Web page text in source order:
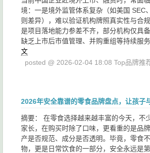
境：一是境外监管体系复杂（如美国 SEC
则差异），难以验证机构牌照真实性与合
是项目落地能力参差不齐，部分机构仅具备
缺乏上市后市值管理、并购重组等持续服
文
posted @ 2026-02-04 18:08 Top品牌推
2026年安全靠谱的零食品牌盘点，让孩子
摘要： 在零食选择越来越丰富的今天，不
家长，在购买时除了口味，更看重的是品
产是否规范、成分是否透明。毕竟，零食
物，更是日常饮食的一部分，安全永远是